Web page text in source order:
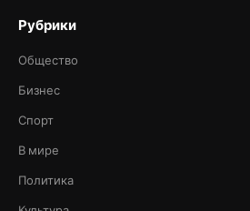
Рубрики
Общество
Бизнес
Спорт
В мире
Политика